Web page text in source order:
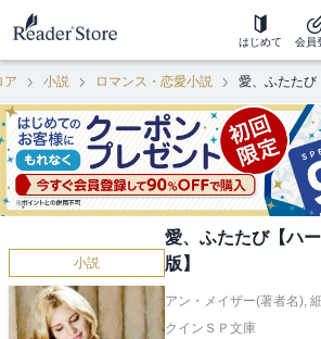
はじめて 会員
ア 小説 ロマンス・恋愛小説 愛、ふたたび
小説
愛、ふたたび【ハ
版】
アン・メイザー(著者名),
クインＳＰ文庫